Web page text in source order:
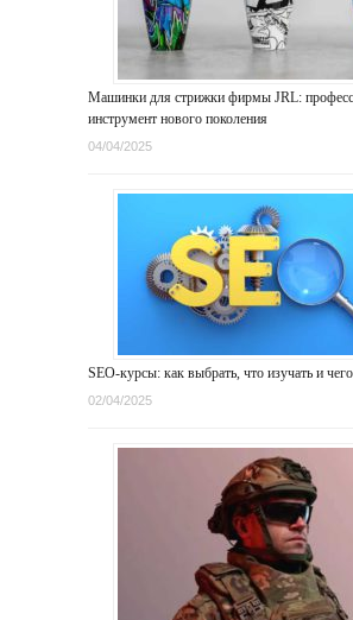
Машинки для стрижки фирмы JRL:
инструмент нового поколения
04/04/2025
SEO-курсы: как выбрать, что изучать и
02/04/2025